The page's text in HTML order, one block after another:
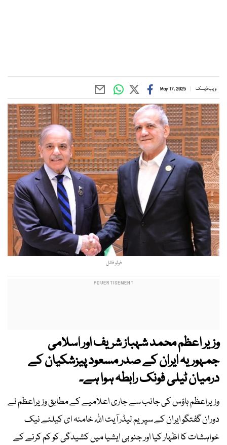
ویب ڈیسک May 17, 2025
فوٹو فائل
وزیر اعظم محمد شہباز شریف اور اسلامی
جمہوریہ ایران کے صدر مسعود پیزشکیان کے
درمیان ٹیلی فونک رابطہ ہوا ہے۔
وزیراعظم ہاؤس کی جانب سے جاری اعلامیے کے مطابق وزیراعظم نے
دوران گفتگو ایران کے سپریم لیڈر آیت اللہ خامنہ ای کیلئے نیک
خواہشات کا اظہار کیا اور جنوبی ایشیا میں کشیدگی کو کم کرنے کے